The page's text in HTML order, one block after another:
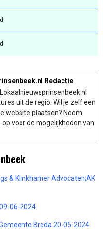
Redactie
uit de regio. Wil je zelf een
website plaatsen? Neem
voor de mogelijkheden van
& Klinkhamer Advocaten;AK
06-2024
Breda 20-05-2024